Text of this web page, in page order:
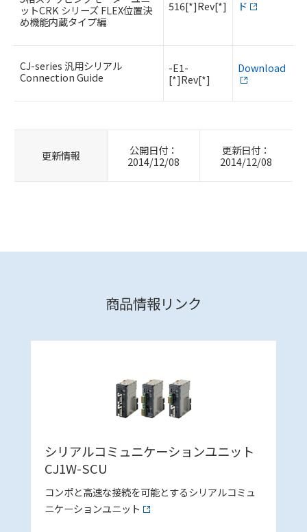
ットCRK シリーズ FLEX位置決
め機能内蔵タイプ編
516[*]Rev[*]
ド
CJ-series 汎用シリアル
Connection Guide
-E1-
[*]Rev[*]
Download
更新情報
公開日付：
2014/12/08
更新日付：
2014/12/08
商品情報リンク
シリアルコミュニケーションユニット
CJ1W-SCU
コンポと高速な接続を可能とするシリアルコミュ
ニケーションユニット